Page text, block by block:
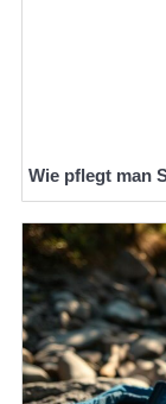
Wie pflegt man